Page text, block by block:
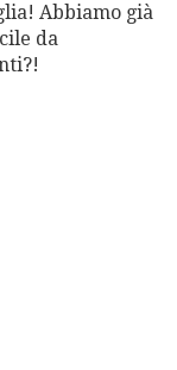
Abbiamo già
da